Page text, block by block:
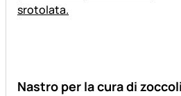
Nastro per la cura di